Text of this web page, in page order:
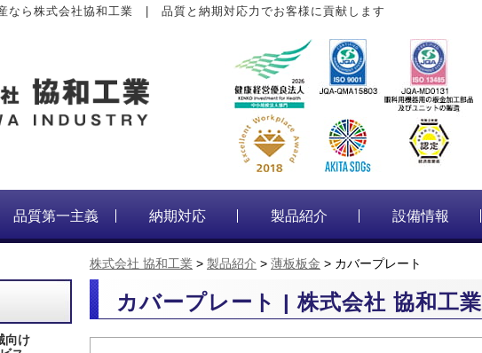
なら株式会社協和工業 | 品質と納期対応力でお客様に貢献します
品質第一主義 納期対応 製品紹介 設備情報
株式会社 協和工業 > 製品紹介 > 薄板板金 > カバープレート
カバープレート | 株式会社 協和工業
向け